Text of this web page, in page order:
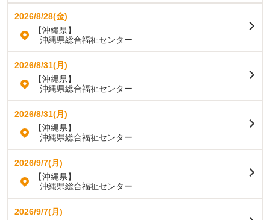
2026/8/28(金)
【沖縄県】
沖縄県総合福祉センター
2026/8/31(月)
【沖縄県】
沖縄県総合福祉センター
2026/8/31(月)
【沖縄県】
沖縄県総合福祉センター
2026/9/7(月)
【沖縄県】
沖縄県総合福祉センター
2026/9/7(月)